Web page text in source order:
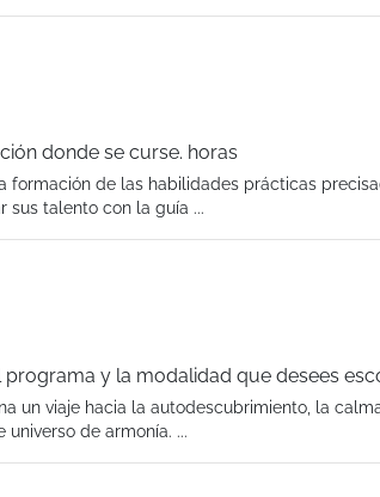
donde se curse. horas
formación de las habilidades prácticas
sus talento con la guía ...
y la modalidad que desees
un viaje hacia la autodescubrimiento, la
de armonía. ...